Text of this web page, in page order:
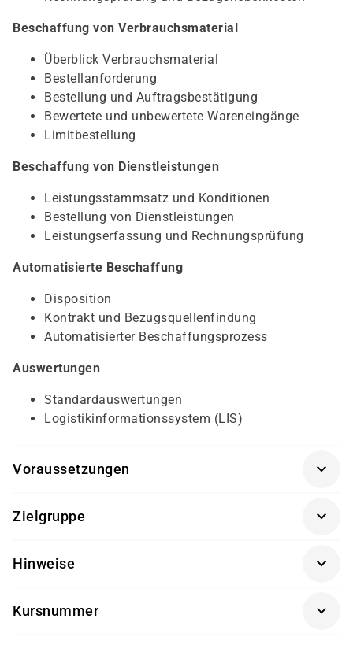
Beschaffung von Verbrauchsmaterial
Überblick Verbrauchsmaterial
Bestellanforderung
Bestellung und Auftragsbestätigung
Bewertete und unbewertete Wareneingänge
Limitbestellung
Beschaffung von Dienstleistungen
Leistungsstammsatz und Konditionen
Bestellung von Dienstleistungen
Leistungserfassung und Rechnungsprüfung
Automatisierte Beschaffung
Disposition
Kontrakt und Bezugsquellenfindung
Automatisierter Beschaffungsprozess
Auswertungen
Standardauswertungen
Logistikinformationssystem (LIS)
Voraussetzungen
Zielgruppe
Materialwirtschaft (MM)
Hinweise
Kursnummer